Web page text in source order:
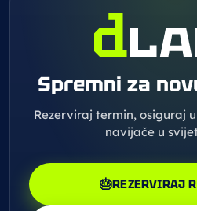
Spremni za
Rezerviraj termin, osiguraj
navijače u
🎂REZERVIRAJ